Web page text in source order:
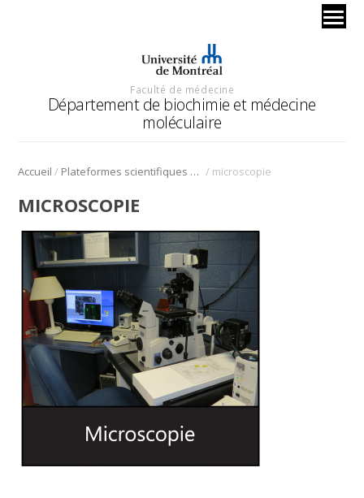
Faculté de médecine
Département de biochimie et médecine
moléculaire
Accueil / Plateformes scientifiques BMM / microscopie
MICROSCOPIE